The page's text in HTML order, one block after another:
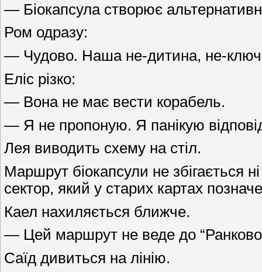
— Біокапсула створює
Ром одразу:
— Чудово. Наша не-дитина, не-ключ,
Еліс різко:
— Вона не має вести корабель.
— Я не пропоную. Я панікую
Лея виводить схему на стіл.
Маршрут біокапсули не збігається
сектор, який у старих картах
Каел нахиляється ближче.
— Цей маршрут не веде до
Саїд дивиться на лінію.